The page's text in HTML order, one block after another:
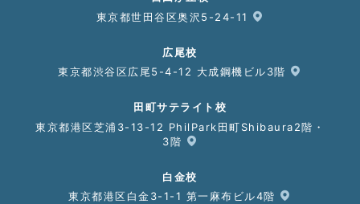
東京都世田谷区奥沢5-24-11
広尾校
東京都渋谷区広尾5-4-12 大成鋼機ビル3階
田町サテライト校
東京都港区芝浦3-13-12 PhilPark田町Shibaura2階・
3階
白金校
東京都港区白金3-1-1 第一麻布ビル4階